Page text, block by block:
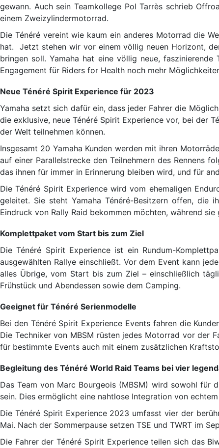
gewann. Auch sein Teamkollege Pol Tarrès schrieb
einem Zweizylindermotorrad.
Die Ténéré vereint wie kaum ein anderes Motorrad die
hat. Jetzt stehen wir vor einem völlig neuen Horizont,
bringen soll. Yamaha hat eine völlig neue,
Engagement für Riders for Health noch mehr
Neue Ténéré Spirit Experience für 2023
Yamaha setzt sich dafür ein, dass jeder Fahrer die
die exklusive, neue Ténéré Spirit Experience vor, bei der
der Welt teilnehmen können.
Insgesamt 20 Yamaha Kunden werden mit ihren
auf einer Parallelstrecke den Teilnehmern des Rennens
das ihnen für immer in Erinnerung bleiben wird, und für
Die Ténéré Spirit Experience wird vom ehemaligen
geleitet. Sie steht Yamaha Ténéré-Besitzern offen, die
Eindruck von Rally Raid bekommen möchten, während
Komplettpaket vom Start bis zum Ziel
Die Ténéré Spirit Experience ist ein Rundum-
ausgewählten Rallye einschließt. Vor dem Event kann
alles Übrige, vom Start bis zum Ziel – einschließlich
Frühstück und Abendessen sowie dem Camping.
Geeignet für Ténéré Serienmodelle
Bei den Ténéré Spirit Experience Events fahren die
Die Techniker von MBSM rüsten jedes Motorrad vor der
für bestimmte Events auch mit einem zusätzlichen
Begleitung des Ténéré World Raid Teams bei vier
Das Team von Marc Bourgeois (MBSM) wird sowohl für
sein. Dies ermöglicht eine nahtlose Integration von
Die Ténéré Spirit Experience 2023 umfasst vier der
Mai. Nach der Sommerpause setzen TSE und TWRT im
Die Fahrer der Ténéré Spirit Experience teilen sich das